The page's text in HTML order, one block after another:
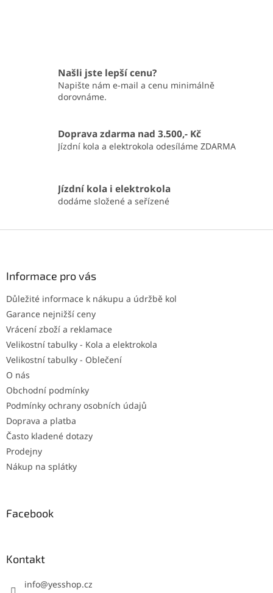
Našli jste lepší cenu?
Napište nám e-mail a cenu minimálně
dorovnáme.
Doprava zdarma nad 3.500,- Kč
Jízdní kola a elektrokola odesíláme ZDARMA
Jízdní kola i elektrokola
dodáme složené a seřízené
Informace pro vás
Důležité informace k nákupu a údržbě kol
Garance nejnižší ceny
Vrácení zboží a reklamace
Velikostní tabulky - Kola a elektrokola
Velikostní tabulky - Oblečení
O nás
Obchodní podmínky
Podmínky ochrany osobních údajů
Doprava a platba
Často kladené dotazy
Prodejny
Nákup na splátky
Facebook
Kontakt
info@yesshop.cz